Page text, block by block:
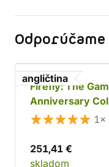
Odporúčame
angličtina
Firefly: The
Anniversary
Edition
1×
251,41 €
skladom